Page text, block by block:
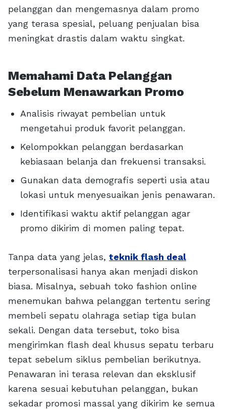
pelanggan dan mengemasnya dalam promo
yang terasa spesial, peluang penjualan bisa
meningkat drastis dalam waktu singkat.
Memahami Data Pelanggan
Sebelum Menawarkan Promo
Analisis riwayat pembelian untuk
mengetahui produk favorit pelanggan.
Kelompokkan pelanggan berdasarkan
kebiasaan belanja dan frekuensi transaksi.
Gunakan data demografis seperti usia atau
lokasi untuk menyesuaikan jenis penawaran.
Identifikasi waktu aktif pelanggan agar
promo dikirim di momen paling tepat.
Tanpa data yang jelas, teknik flash deal
terpersonalisasi hanya akan menjadi diskon
biasa. Misalnya, sebuah toko fashion online
menemukan bahwa pelanggan tertentu sering
membeli sepatu olahraga setiap tiga bulan
sekali. Dengan data tersebut, toko bisa
mengirimkan flash deal khusus sepatu terbaru
tepat sebelum siklus pembelian berikutnya.
Penawaran ini terasa relevan dan eksklusif
karena sesuai kebutuhan pelanggan, bukan
sekadar promosi massal yang dikirim ke semua